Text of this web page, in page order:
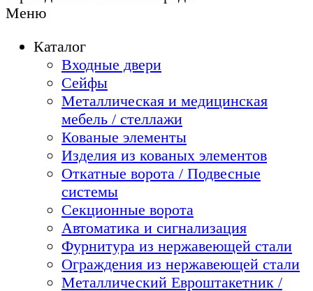
Меню
Каталог
Входные двери
Сейфы
Металлическая и медицинская
мебель / стеллажи
Кованые элементы
Изделия из кованых элементов
Откатные ворота / Подвесные
системы
Секционные ворота
Автоматика и сигнализация
Фурнитура из нержавеющей стали
Ограждения из нержавеющей стали
Металлический Евроштакетник /